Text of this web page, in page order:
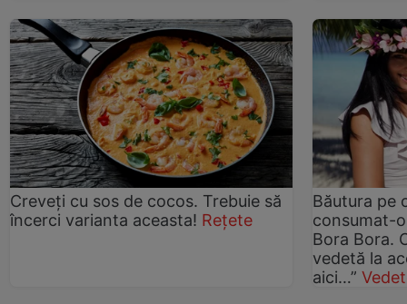
Creveți cu sos de cocos. Trebuie să
încerci varianta aceasta! Rețete
Băutura pe
consumat-
Bora Bora.
vedetă la
aici…”